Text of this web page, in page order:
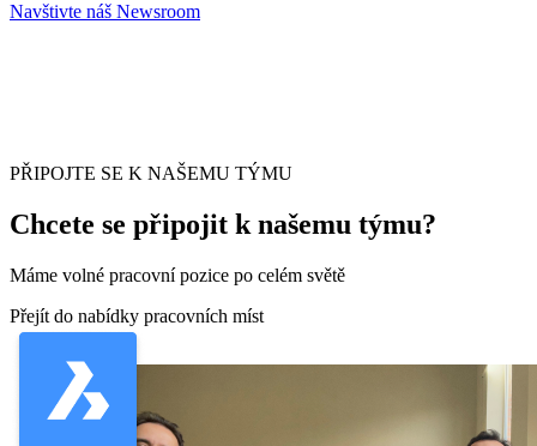
Navštivte náš Newsroom
PŘIPOJTE SE K NAŠEMU TÝMU
Chcete se připojit k našemu týmu?
Máme volné pracovní pozice po celém světě
Přejít do nabídky pracovních míst